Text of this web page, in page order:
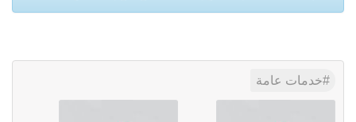
خدمات عامة